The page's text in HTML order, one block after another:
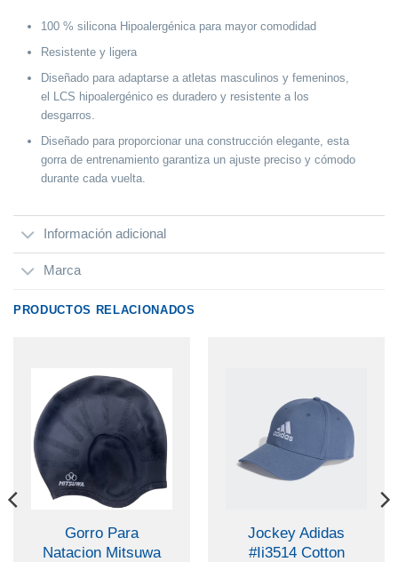
100 % silicona Hipoalergénica para mayor comodidad
Resistente y ligera
Diseñado para adaptarse a atletas masculinos y femeninos,
el LCS hipoalergénico es duradero y resistente a los
desgarros.
Diseñado para proporcionar una construcción elegante, esta
gorra de entrenamiento garantiza un ajuste preciso y cómodo
durante cada vuelta.
Información adicional
Marca
PRODUCTOS RELACIONADOS
Gorro Para
Natacion Mitsuwa
Jockey Adidas
#Ii3514 Cotton